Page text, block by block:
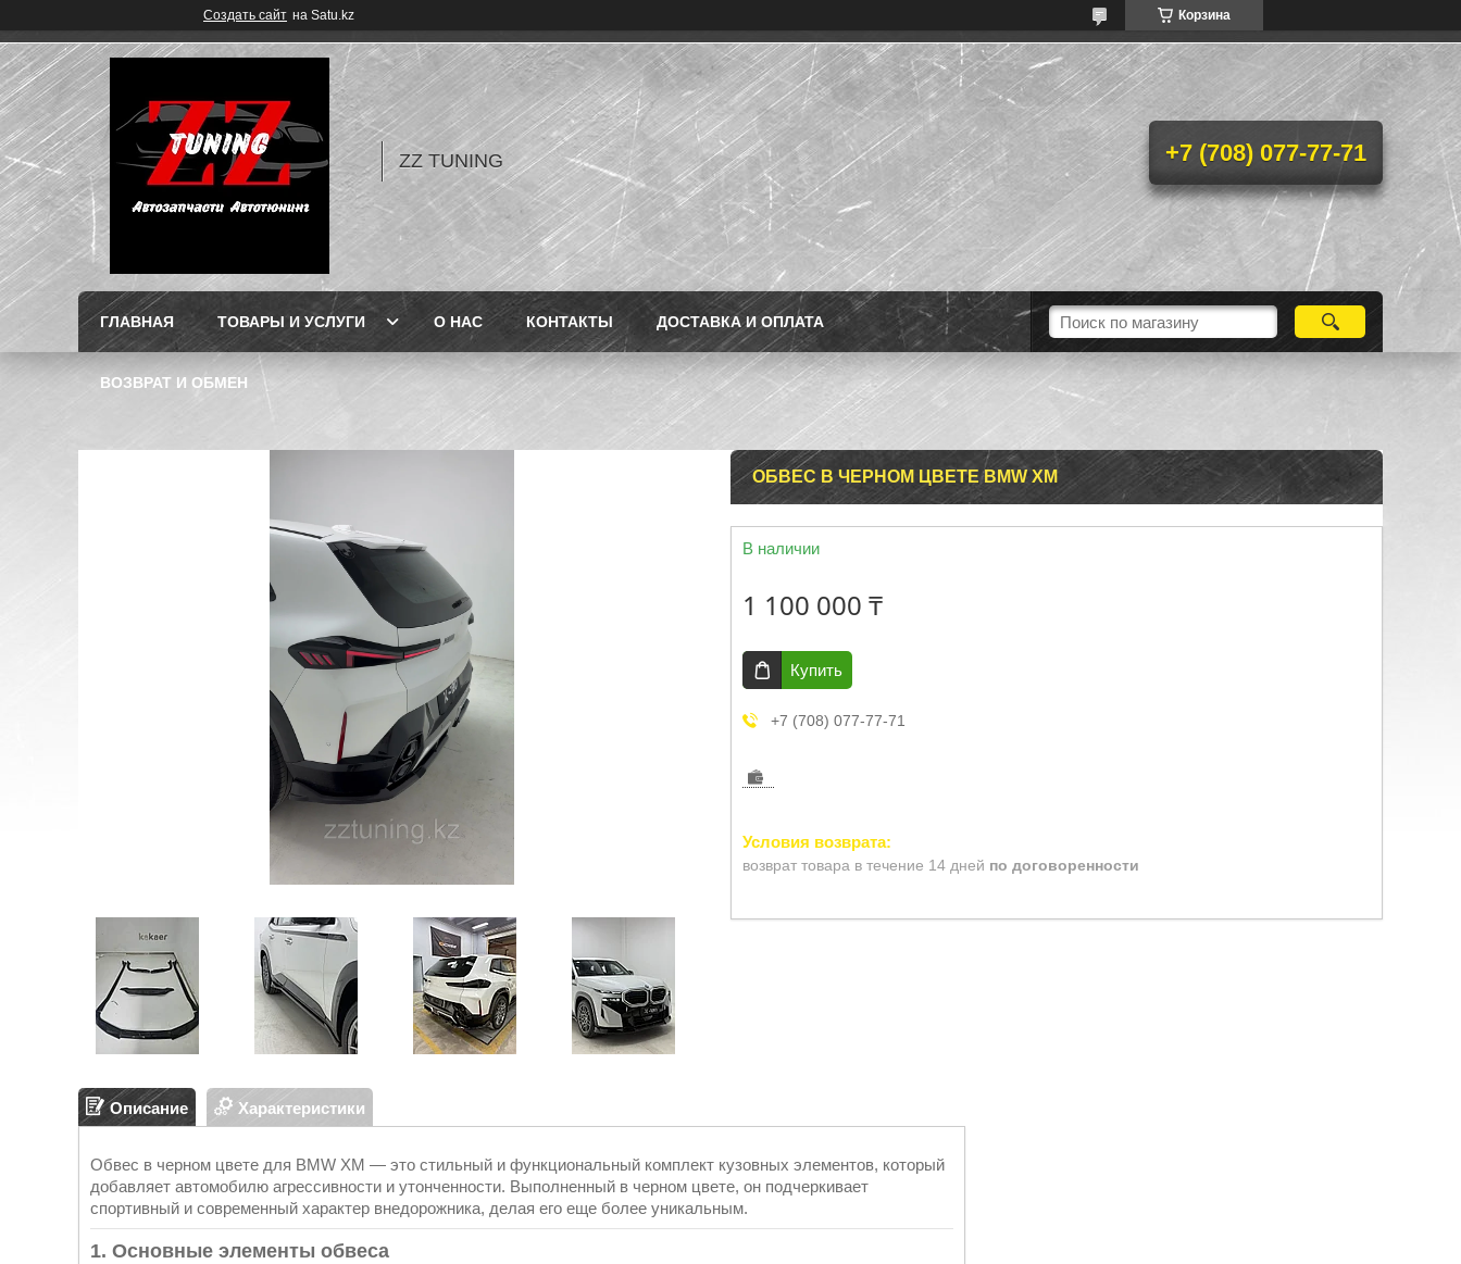
Создать сайт на Satu.kz Корзина
ZZ TUNING +7 (708) 077-77-71
ГЛАВНАЯ ТОВАРЫ И УСЛУГИ О НАС КОНТАКТЫ ДОСТАВКА И ОПЛАТА
ВОЗВРАТ И ОБМЕН
ОБВЕС В ЧЕРНОМ ЦВЕТЕ BMW XM
В наличии
1 100 000 ₸
Купить
+7 (708) 077-77-71
возврат товара в течение 14 дней по договоренности
Описание Характеристики
Обвес в черном цвете для BMW XM — это стильный и функциональный комплект кузовных элементов, который
добавляет автомобилю агрессивности и утонченности. Выполненный в черном цвете, он подчеркивает
спортивный и современный характер внедорожника, делая его еще более уникальным.
1. Основные элементы обвеса